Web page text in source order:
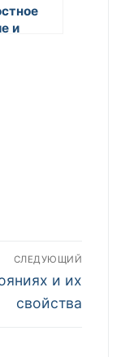
и
СЛЕДУЮЩИЙ
и их
свойства